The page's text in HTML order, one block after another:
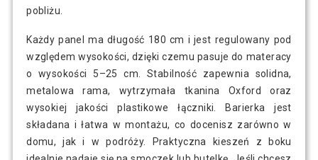
pobliżu.
Każdy panel ma długość 180 cm i jest regulowany pod
względem wysokości, dzięki czemu pasuje do materacy
o wysokości 5–25 cm. Stabilność zapewnia solidna,
metalowa rama, wytrzymała tkanina Oxford oraz
wysokiej jakości plastikowe łączniki. Barierka jest
składana i łatwa w montażu, co docenisz zarówno w
domu, jak i w podróży. Praktyczna kieszeń z boku